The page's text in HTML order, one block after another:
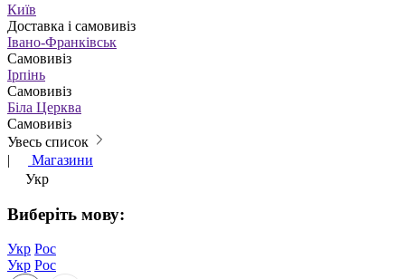
Київ
Доставка і самовивіз
Івано-Франківськ
Самовивіз
Ірпінь
Самовивіз
Біла Церква
Самовивіз
Увесь список
|
Магазини
Укр
Виберіть мову:
Укр Рос
Укр Рос